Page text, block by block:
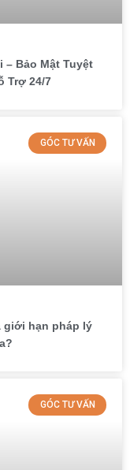
– Bảo Mật Tuyệt
Trợ 24/7
GÓC TƯ VẤN
giới hạn pháp lý
GÓC TƯ VẤN